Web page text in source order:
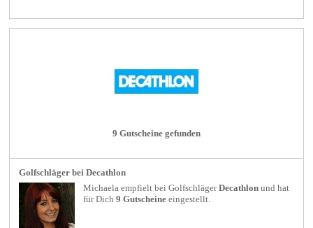
9 Gutscheine gefunden
Golfschläger bei Decathlon
Michaela empfielt beiGolfschläger Decathlon und hat
für Dich9 Gutscheine eingestellt.